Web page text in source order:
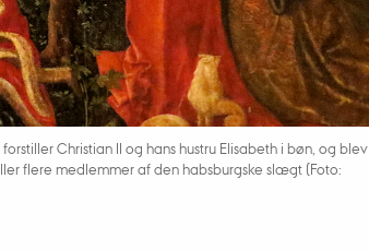
Christian II og hans hustru Elisabeth i bøn, og blev
flere medlemmer af den habsburgske slægt (Foto: